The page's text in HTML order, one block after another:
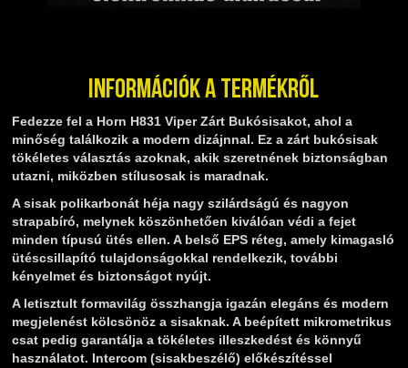
Információk a termékről
Fedezze fel a Horn H831 Viper Zárt Bukósisakot, ahol a
minőség találkozik a modern dizájnnal. Ez a zárt bukósisak
tökéletes választás azoknak, akik szeretnének biztonságban
utazni, miközben stílusosak is maradnak.
A sisak polikarbonát héja nagy szilárdságú és nagyon
strapabíró, melynek köszönhetően kiválóan védi a fejet
minden típusú ütés ellen. A belső EPS réteg, amely kimagasló
ütéscsillapító tulajdonságokkal rendelkezik, további
kényelmet és biztonságot nyújt.
A letisztult formavilág összhangja igazán elegáns és modern
megjelenést kölcsönöz a sisaknak. A beépített mikrometrikus
csat pedig garantálja a tökéletes illeszkedést és könnyű
használatot. Intercom (sisakbeszélő) előkészítéssel